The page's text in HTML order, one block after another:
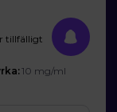
tillfälligt
10 mg/ml